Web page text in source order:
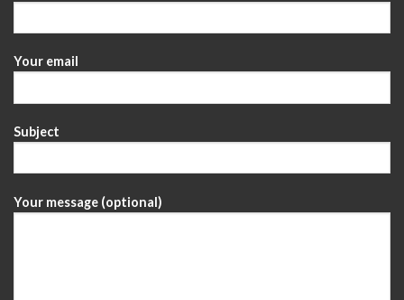
Your email
Subject
Your message (optional)